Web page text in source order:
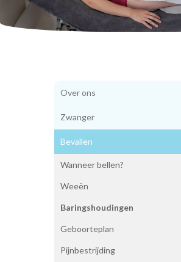
Over ons
Zwanger
Bevallen
Wanneer bellen?
Weeën
Baringshoudingen
Geboorteplan
Pijnbestrijding